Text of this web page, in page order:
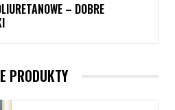
– DOBRE
PRODUKTY